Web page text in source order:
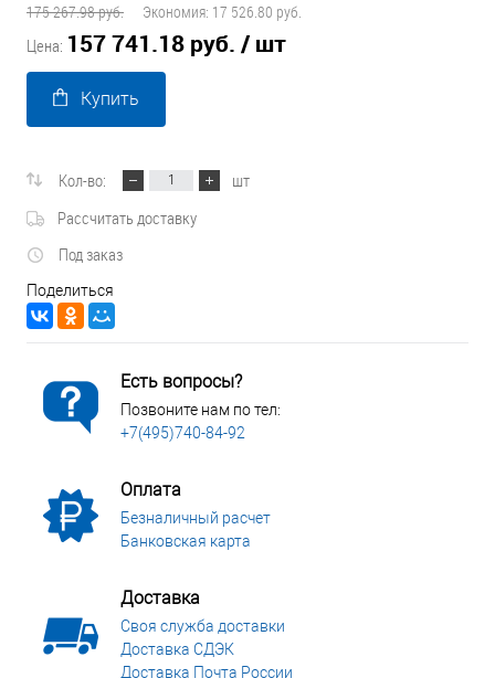
175 267.98 руб. Экономия: 17 526.80 руб.
Цена: 157 741.18 руб. / шт
Купить
Кол-во:
шт
Рассчитать доставку
Под заказ
Поделиться
Есть вопросы?
Позвоните нам по тел:
+7(495)740-84-92
Оплата
Безналичный расчет
Банковская карта
Доставка
Своя служба доставки
Доставка СДЭК
Доставка Почта России